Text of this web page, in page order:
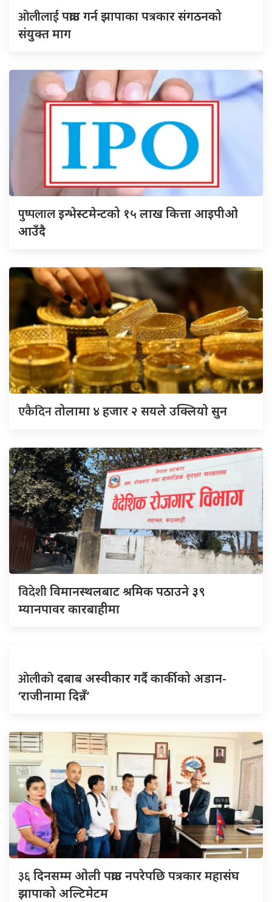
ओलीलाईपक्राउ गर्न झापाका पत्रकार संगठनको
संयुक्त माग
पुष्पलालइन्भेस्टमेन्टको १५ लाख कित्ता आइपीओ
आउँदै
एकैदिनतोलामा ४ हजार २ सयले उक्लियो सुन
विदेशीविमानस्थलबाट श्रमिक पठाउने ३९
म्यानपावर कारबाहीमा
ओलीकोदबाब अस्वीकार गर्दै कार्कीको अडान-
‘राजीनामा दिन्नँ’
३६दिनसम्म ओली पक्राउ नपरेपछि पत्रकार महासंघ
झापाको अल्टिमेटम